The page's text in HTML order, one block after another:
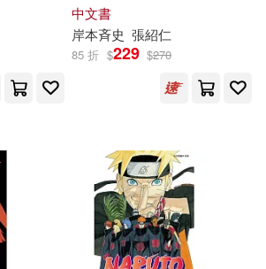
中文書
岸本斉史 張紹仁
85 折 $229 $270